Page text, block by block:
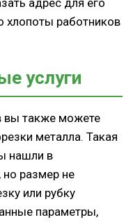
хлопоты работников
услуги
вы также можете
металла. Такая
нашли в
но размер не
или рубку
параметры,